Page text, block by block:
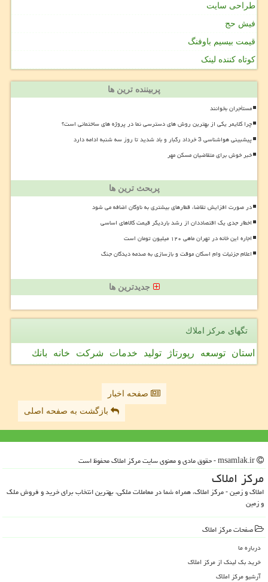
طراحی سایت
فیش حج
قیمت بیسیم باوفنگ
کوتاه کننده لینک
پربیننده ترین ها
مستأجران بخوانند
چرا کلایمر یکی از بهترین روش های دسترسی نما در پروژه های ساختمانی است؟
پیشبینی هواشناسی 3 خرداد رگبار و باد شدید تا روز سه شنبه ادامه دارد
خبر خوش برای متقاضیان مسکن مهر
پربحث ترین ها
در صورت افزایش تقاضا، قطارهای بیشتری به ناوگان اضافه می شود
اخطار جدی یک اقتصاددان از رشد باردیگر قیمت کالاهای اساسی
اجاره این خانه در تهران ماهی ۱۲۰ میلیون تومان است
اعلام جزئیات وام اسکان موقت و بازسازی به صدمه دیدگان جنگ
جدیدترین ها
تگهای مركز املاك
استان توسعه رپورتاژ تولید خدمات شركت خانه بانك
صفحه اخبار
بازگشت به صفحه اصلی
مركز املاك
املاک و زمین - مرکز املاک، همراه شما در معاملات ملکی، بهترین انتخاب برای خرید و فروش ملک
و زمین
صفحات مركز املاك
درباره ما
خرید بک لینک از مركز املاك
آرشیو مركز املاك